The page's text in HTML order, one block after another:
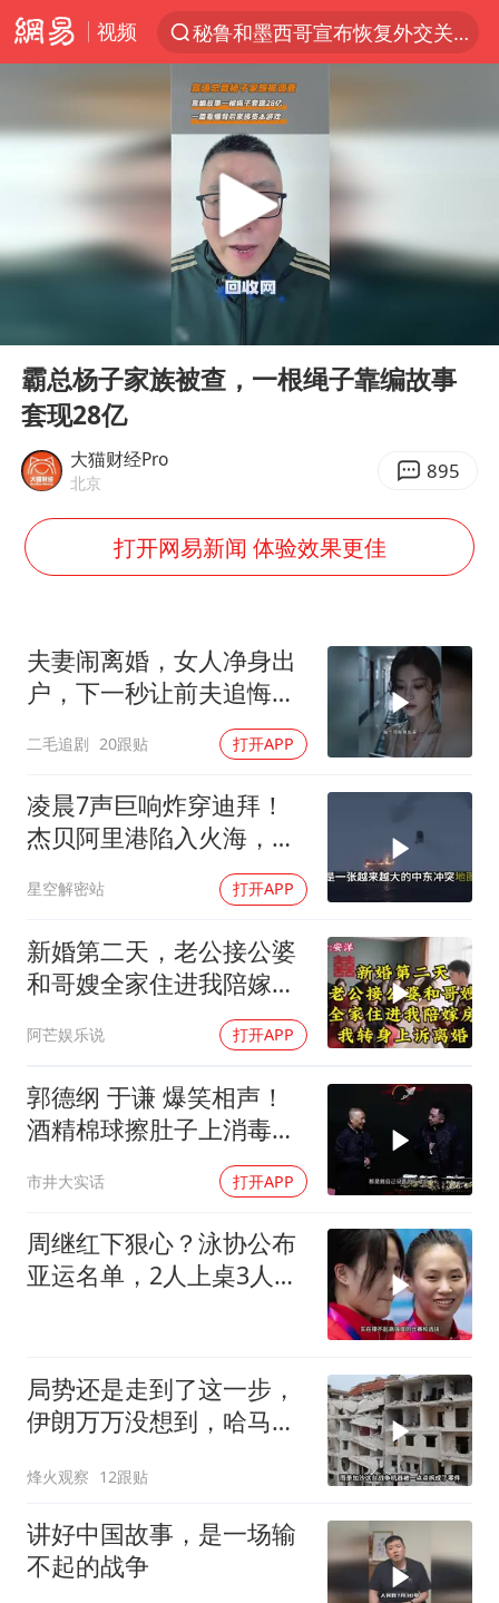
视频
“电影+”如何激发千亿级消费新活力？
老中医：立秋后养心是关键
中医教你一招提升气血
四川宜宾市高县4.9级地震致1人死亡
胡彦斌韩磊 谁帮谁
台风白海豚或吞并鲸鱼 登陆地点更新
欧阳娜娜窦靖童好搭
中国女篮70-67险胜尼日利亚女篮
U17国足点球大战淘汰河床晋级决赛
“新疆阿勒泰八月能滑雪”不实
夯实基础开新局
Play
霸总杨子家族被查，一根绳子靠编故事
套现28亿
大猫财经Pro
北京 895
打开网易新闻 体验效果更佳
夫妻闹离婚，女人净身出
户，下一秒让前夫追悔莫
二毛追剧 20跟贴 打开APP
凌晨7声巨响炸穿迪拜！
杰贝阿里港陷入火海，美
军弹药库告急让中东盟友
彻底心寒
星空解密站 打开APP
新婚第二天，老公接公婆
和哥嫂全家住进我陪嫁房
阿芒娱乐说 打开APP
郭德纲 于谦 爆笑相声！
酒精棉球擦肚子上消毒，
拿云南白药擦刀，是不是
擦反了？
市井大实话 打开APP
周继红下狠心？泳协公布
亚运名单，2人上桌3人下
局势还是走到了这一步，
伊朗万万没想到，哈马斯
烽火观察 12跟贴
讲好中国故事，是一场输
不起的战争